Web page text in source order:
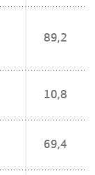
89,2
10,8
69,4